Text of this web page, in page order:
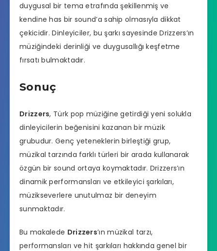
duygusal bir tema etrafında şekillenmiş ve
kendine has bir sound’a sahip olmasıyla dikkat
çekicidir. Dinleyiciler, bu şarkı sayesinde Drizzers’ın
müziğindeki derinliği ve duygusallığı keşfetme
fırsatı bulmaktadır.
Sonuç
Drizzers, Türk pop müziğine getirdiği yeni solukla
dinleyicilerin beğenisini kazanan bir müzik
grubudur. Genç yeteneklerin birleştiği grup,
müzikal tarzında farklı türleri bir arada kullanarak
özgün bir sound ortaya koymaktadır. Drizzers’ın
dinamik performansları ve etkileyici şarkıları,
müzikseverlere unutulmaz bir deneyim
sunmaktadır.
Bu makalede Drizzers’ın müzikal tarzı,
performansları ve hit şarkıları hakkında genel bir